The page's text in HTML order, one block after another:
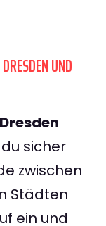
UND
sicher
zwischen
Städten
ein und